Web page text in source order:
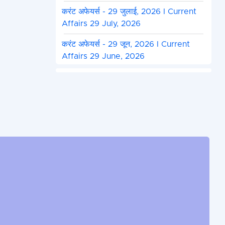
करंट अफेयर्स - 29 जुलाई, 2026 I Current
Affairs 29 July, 2026
करंट अफेयर्स - 29 जून, 2026 I Current
Affairs 29 June, 2026